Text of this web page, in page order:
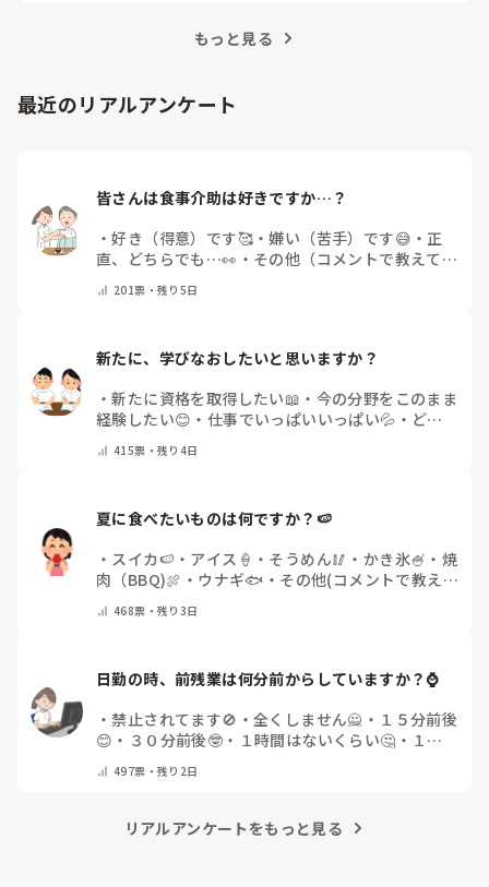
もっと見る
最近のリアルアンケート
皆さんは食事介助は好きですか…？
・好き（得意）です🥰・嫌い（苦手）です😅 ・ 正
直、どちらでも…👀 ・ その他（コメントで教えてく
201票・残り5日
新たに、学びなおしたいと思いますか？
・新たに資格を取得したい📖 ・ 今の分野をこのまま
経験したい😊 ・ 仕事でいっぱいいっぱい💦 ・ どん
教えてください）
415票・残り4日
夏に食べたいものは何ですか？🍉
・ スイカ🍉 ・ アイス🍦 ・ そうめん🥢 ・ かき氷🍧 ・ 焼
肉（BBQ)🍖 ・ ウナギ🐟 ・ その他(コメントで教え
468票・残り3日
日勤の時、前残業は何分前からしていますか？⌚
・禁止されてます🚫 ・ 全くしません🙅 ・ １５分前後
😊 ・ ３０分前後🤓 ・ １時間はないくらい🤔 ・ １時
497票・残り2日
リアルアンケートをもっと見る